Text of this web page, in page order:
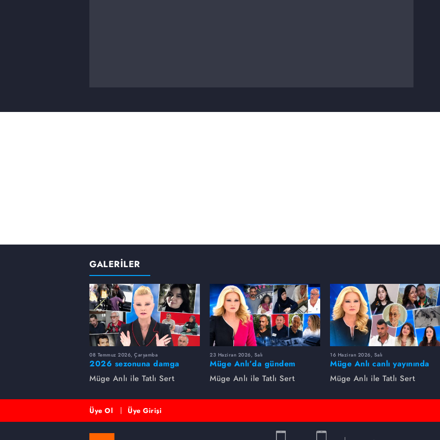
GALERİLER
08 Temmuz 2026, Çarşamba
2026 sezonuna damga
vuran 5 Müge Anlı
dosyası...
Müge Anlı ile Tatlı Sert
23 Haziran 2026, Salı
Müge Anlı’da gündem
sarsıldı! Kayıp dosyaları ve
aile ihanetleri herkesi şoke
Müge Anlı ile Tatlı Sert
16 Haziran 2026, Salı
Müge Anlı canlı yayınında
dikkat çeken gelişmeler
yaşandı. Kayıp,
Müge Anlı ile Tatlı Sert
Üye Ol Üye Girişi